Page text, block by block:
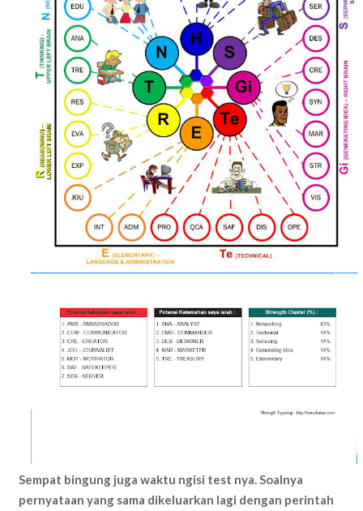
Sempat bingung juga waktu ngisi test nya. Soalnya
pernyataan yang sama dikeluarkan lagi dengan perintah